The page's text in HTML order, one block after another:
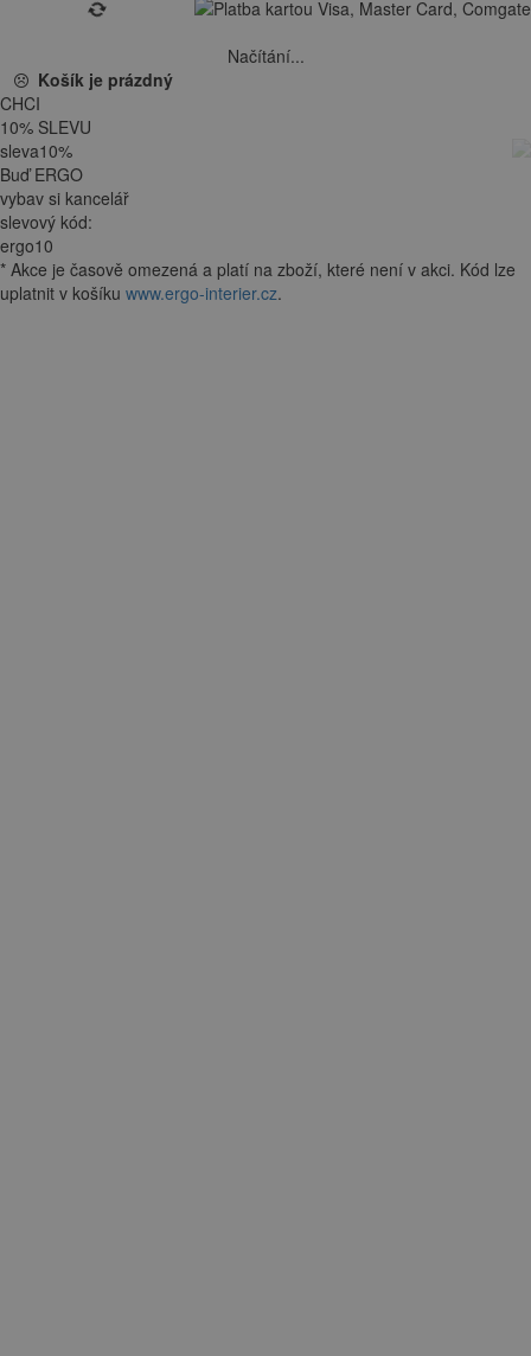
Načítání...
Košík je prázdný
CHCI
10% SLEVU
sleva10%
Buď ERGO
vybav si kancelář
slevový kód:
ergo10
* Akce je časově omezená a platí na zboží, které není v akci. Kód lze
uplatnit v košíku www.ergo-interier.cz.